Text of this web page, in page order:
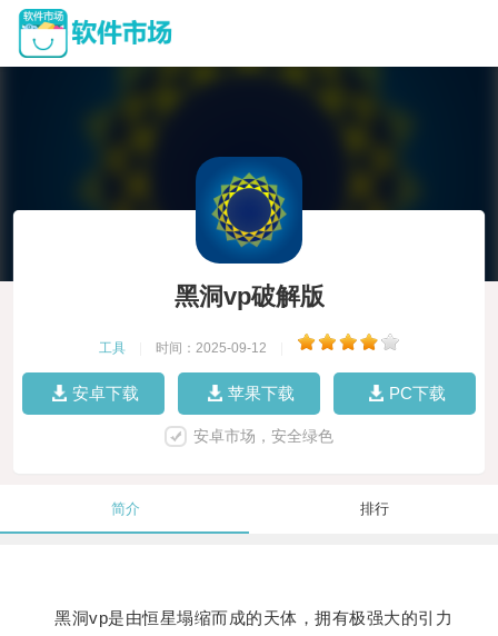
黑洞vp破解版
工具 时间：2025-09-12
安卓下载 苹果下载 PC下载
安卓市场，安全绿色
简介 排行
黑洞vp是由恒星塌缩而成的天体，拥有极强大的引力